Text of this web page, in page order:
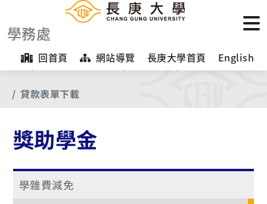
學務處
回首頁 網站導覽 長庚大學首頁 English
首頁 【業務項目專區】 獎助學金
就學貸款
貸款表單下載
獎助學金
學雜費減免